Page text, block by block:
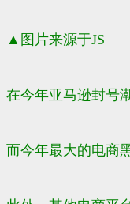
▲ 图片来源于JS
在今年亚马逊封号
而今年最大的电商